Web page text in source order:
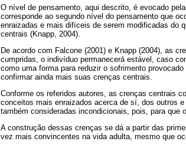
O nível de pensamento, aqui descrito, é evocado
corresponde ao segundo nível do pensamento que
enraizadas e mais difíceis de serem modificadas do
centrais (Knapp, 2004).
De acordo com Falcone (2001) e Knapp (2004), as
cumpridas, o indivíduo permanecerá estável, caso
como uma forma para reduzir o sofrimento
confirmar ainda mais suas crenças centrais.
Conforme os referidos autores, as crenças centrais
conceitos mais enraizados acerca de sí, dos outros
também consideradas incondicionais, pois, para que
A construção dessas crenças se dá a partir das
vez mais convincentes na vida adulta, mesmo que